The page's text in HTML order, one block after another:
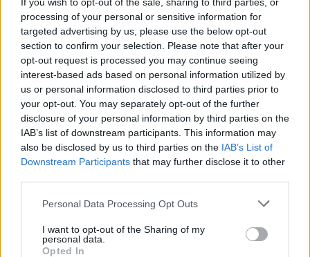
processing of your personal or sensitive information for
targeted advertising by us, please use the below opt-out
section to confirm your selection. Please note that after your
opt-out request is processed you may continue seeing
interest-based ads based on personal information utilized by
us or personal information disclosed to third parties prior to
your opt-out. You may separately opt-out of the further
disclosure of your personal information by third parties on the
IAB’s list of downstream participants. This information may
also be disclosed by us to third parties on the IAB’s List of
Downstream Participants that may further disclose it to other
Personal Data Processing Opt Outs
I want to opt-out of the Sharing of my
personal data.
Opted In
uodegėles? Visą amžių viriau kaip yra, o
dabar su kibiru uogų žaisiu pusdienį?
Mano pedantiškasis vyras išplėšė iš rankų
cukraus pakelį ir kūnu užstojo puodą, esą kaip
gali būti uogienėje kažkokių nevalgomų
dalykų? Štai jo mama visada nuo serbentų
kotelius ir uodegėles nuskabo, užtat uogienės
kokio gardumo! Esą ir tėtis uogų
nenuskabytom uodegom nė už ką nevalgytų.
Susinervinu, skambinu anytai ir klausiu, kokių